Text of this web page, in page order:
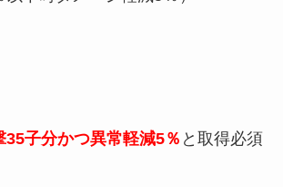
35子分かつ異常軽減5％ と取得必須